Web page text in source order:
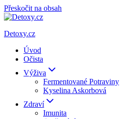
Přeskočit na obsah
Detoxy.cz
Úvod
Očista
Výživa
Fermentované Potraviny
Kyselina Askorbová
Zdraví
Imunita